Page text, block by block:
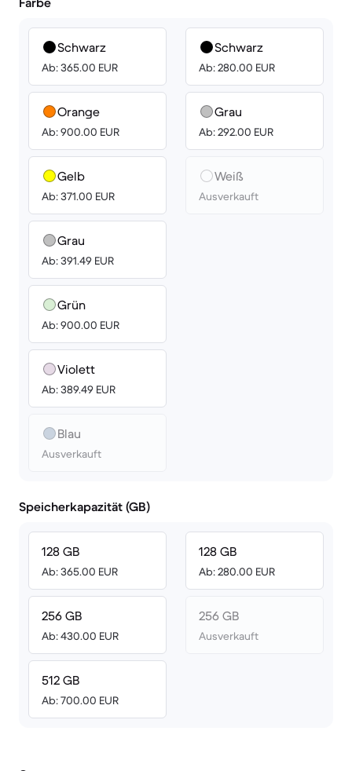
Schwarz
Ab: 365.00 EUR
Orange
Ab: 900.00 EUR
Gelb
Ab: 371.00 EUR
Grau
Ab: 391.49 EUR
Grün
Ab: 900.00 EUR
Violett
Ab: 389.49 EUR
Blau
Ausverkauft
Schwarz
Ab: 280.00 EUR
Grau
Ab: 292.00 EUR
Weiß
Ausverkauft
Speicherkapazität (GB)
128 GB
Ab: 365.00 EUR
256 GB
Ab: 430.00 EUR
512 GB
Ab: 700.00 EUR
128 GB
Ab: 280.00 EUR
256 GB
Ausverkauft